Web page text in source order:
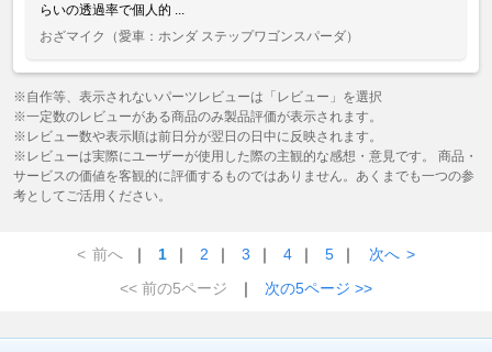
らいの透過率で個人的 ...
おざマイク
（愛車：ホンダ ステップワゴンスパーダ）
※自作等、表示されないパーツレビューは「レビュー」を選択
※一定数のレビューがある商品のみ製品評価が表示されます。
※レビュー数や表示順は前日分が翌日の日中に反映されます。
※レビューは実際にユーザーが使用した際の主観的な感想・意見です。 商品・
サービスの価値を客観的に評価するものではありません。あくまでも一つの参
考としてご活用ください。
< 前へ ｜ 1 ｜ 2 ｜ 3 ｜ 4 ｜ 5 ｜ 次へ >
<< 前の5ページ
｜ 次の5ページ >>